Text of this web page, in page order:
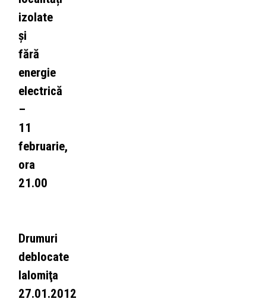
izolate
și
fără
energie
electrică
–
11
februarie,
ora
21.00
Drumuri
deblocate
Ialomiţa
27.01.2012